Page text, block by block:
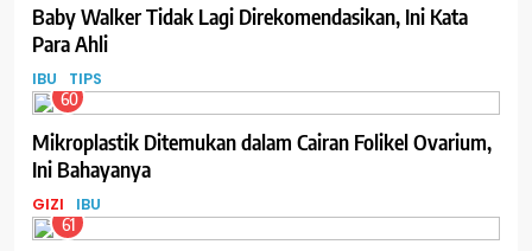
Baby Walker Tidak Lagi Direkomendasikan, Ini Kata
Para Ahli
IBU TIPS
60
Mikroplastik Ditemukan dalam Cairan Folikel Ovarium,
Ini Bahayanya
GIZI IBU
61